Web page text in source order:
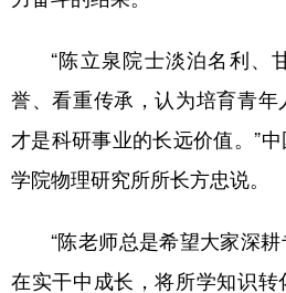
“陈立泉院士淡泊名利、
誉、看重传承，认为培育青年
才是科研事业的长远价值。”
学院物理研究所所长方忠说。
“陈老师总是希望大家深耕
在实干中成长，将所学知识